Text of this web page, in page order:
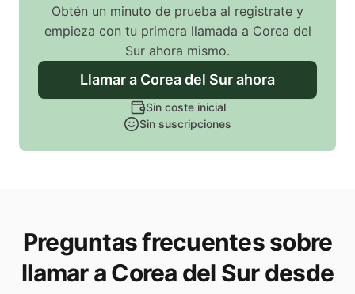
Obtén un minuto de prueba al registrate y
empieza con tu primera llamada a Corea del
Sur ahora mismo.
Llamara Corea del Surahora
Sin coste inicial
Sin suscripciones
Preguntas frecuentes sobre
llamar a Corea del Sur desde